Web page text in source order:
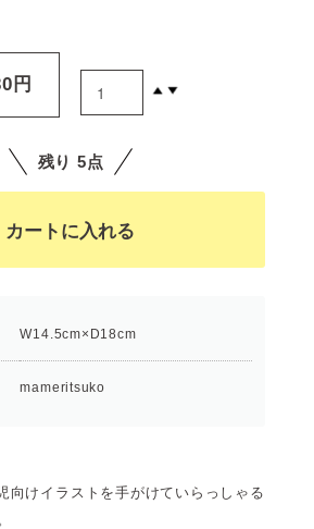
円
残り 5点
W14.5cm×D18cm
mameritsuko
向けイラストを手がけていらっしゃる